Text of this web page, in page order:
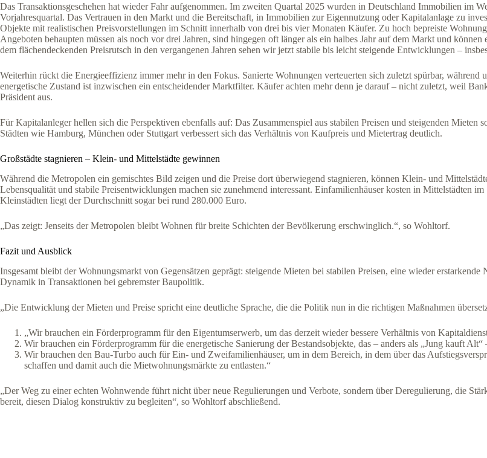
Das Transaktionsgeschehen hat wieder Fahr aufgenommen. Im zweiten Quartal 2025 wurden in Deutschland Immobilien im
Vorjahresquartal. Das Vertrauen in den Markt und die Bereitschaft, in Immobilien zur Eigennutzung oder Kapitalanlage zu
Objekte mit realistischen Preisvorstellungen im Schnitt innerhalb von drei bis vier Monaten Käufer. Zu hoch bepreiste
Angeboten behaupten müssen als noch vor drei Jahren, sind hingegen oft länger als ein halbes Jahr auf dem Markt und
dem flächendeckenden Preisrutsch in den vergangenen Jahren sehen wir jetzt stabile bis leicht steigende Entwicklungen –
Weiterhin rückt die Energieeffizienz immer mehr in den Fokus. Sanierte Wohnungen verteuerten sich zuletzt spürbar,
energetische Zustand ist inzwischen ein entscheidender Marktfilter. Käufer achten mehr denn je darauf – nicht zuletzt, weil
Präsident aus.
Für Kapitalanleger hellen sich die Perspektiven ebenfalls auf: Das Zusammenspiel aus stabilen Preisen und steigenden
Städten wie Hamburg, München oder Stuttgart verbessert sich das Verhältnis von Kaufpreis und Mietertrag deutlich.
Großstädte stagnieren – Klein- und Mittelstädte gewinnen
Während die Metropolen ein gemischtes Bild zeigen und die Preise dort überwiegend stagnieren, können Klein- und
Lebensqualität und stabile Preisentwicklungen machen sie zunehmend interessant. Einfamilienhäuser kosten in Mittelstädten
Kleinstädten liegt der Durchschnitt sogar bei rund 280.000 Euro.
„Das zeigt: Jenseits der Metropolen bleibt Wohnen für breite Schichten der Bevölkerung erschwinglich.“, so Wohltorf.
Fazit und Ausblick
Insgesamt bleibt der Wohnungsmarkt von Gegensätzen geprägt: steigende Mieten bei stabilen Preisen, eine wieder
Dynamik in Transaktionen bei gebremster Baupolitik.
„Die Entwicklung der Mieten und Preise spricht eine deutliche Sprache, die die Politik nun in die richtigen Maßnahmen
„Wir brauchen ein Förderprogramm für den Eigentumserwerb, um das derzeit wieder bessere Verhältnis von
Wir brauchen ein Förderprogramm für die energetische Sanierung der Bestandsobjekte, das – anders als „Jung kauft
Wir brauchen den Bau-Turbo auch für Ein- und Zweifamilienhäuser, um in dem Bereich, in dem über das
schaffen und damit auch die Mietwohnungsmärkte zu entlasten.“
„Der Weg zu einer echten Wohnwende führt nicht über neue Regulierungen und Verbote, sondern über Deregulierung, die
bereit, diesen Dialog konstruktiv zu begleiten“, so Wohltorf abschließend.